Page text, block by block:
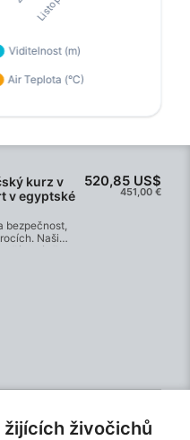
kurz v
v egyptské
bezpečnost,
Naši
potápět se s
prozkoumat
520,85 US$
451,00 €
žijících živočichů